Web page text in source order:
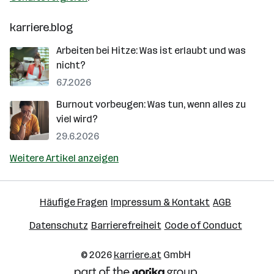
karriere.blog
Arbeiten bei Hitze: Was ist erlaubt und was
nicht?
6.7.2026
Burnout vorbeugen: Was tun, wenn alles zu
viel wird?
29.6.2026
Weitere Artikel anzeigen
Häufige Fragen Impressum & Kontakt AGB
Datenschutz Barrierefreiheit Code of Conduct
© 2026 karriere.atGmbH